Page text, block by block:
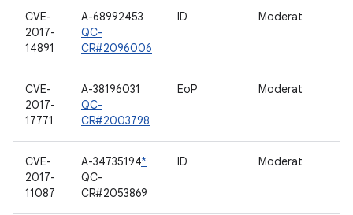
CVE-
2017-
14891
A-68992453
QC-
CR#2096006
ID Moderat
CVE-
2017-
17771
A-38196031
QC-
CR#2003798
EoP Moderat
CVE-
2017-
11087
A-34735194*
QC-
CR#2053869
ID Moderat